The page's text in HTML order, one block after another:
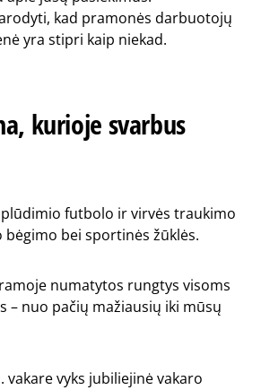
kad pramonės darbuotojų
yra stipri kaip niekad.
kurioje svarbus
futbolo ir virvės traukimo
bei sportinės žūklės.
numatytos rungtys visoms
– nuo pačių mažiausių iki mūsų
vakare vyks jubiliejinė vakaro